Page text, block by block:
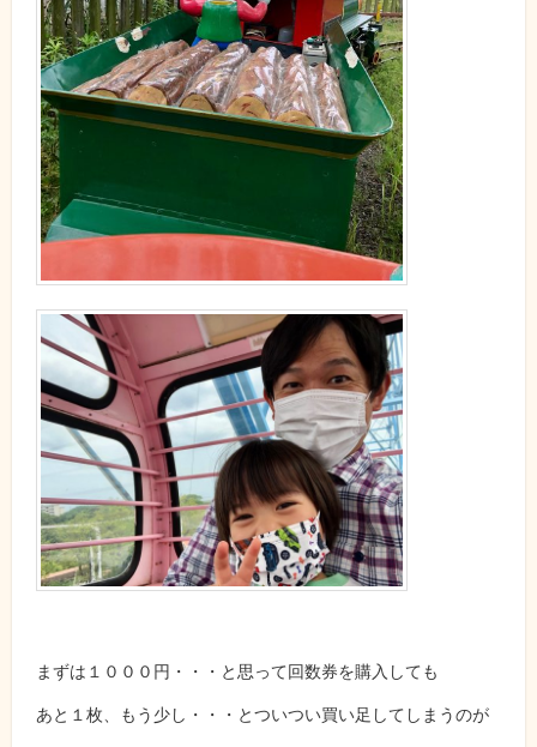
まずは１０００円・・・と思って回数券を購入しても
あと１枚、もう少し・・・とついつい買い足してしまうのが